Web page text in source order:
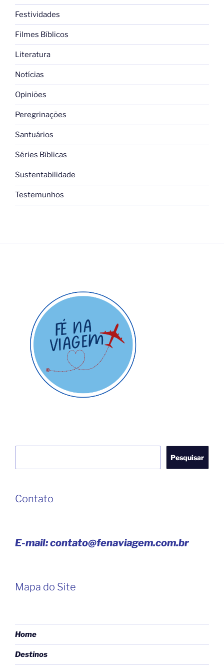
Festividades
Filmes Bíblicos
Literatura
Notícias
Opiniões
Peregrinações
Santuários
Séries Bíblicas
Sustentabilidade
Testemunhos
Pesquisar
Contato
E-mail: contato@fenaviagem.com.br
Mapa do Site
Home
Destinos